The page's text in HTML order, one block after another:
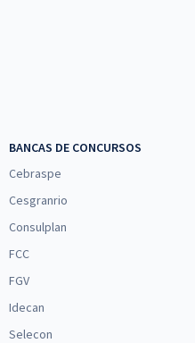
BANCAS DE CONCURSOS
Cebraspe
Cesgranrio
Consulplan
FCC
FGV
Idecan
Selecon